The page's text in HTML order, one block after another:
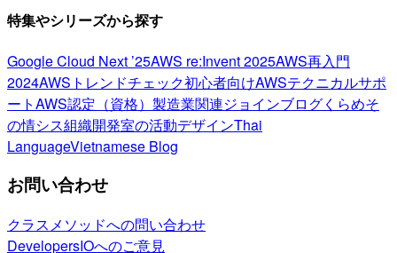
特集やシリーズから探す
Google Cloud Next ’25AWS re:Invent 2025AWS再入門
2024AWSトレンドチェック初心者向けAWSテクニカルサポ
ートAWS認定（資格） 製造業関連ジョインブログくらめそ
の情シス組織開発室の活動デザインThai
LanguageVietnamese Blog
お問い合わせ
クラスメソッドへの問い合わせ
DevelopersIOへのご意見